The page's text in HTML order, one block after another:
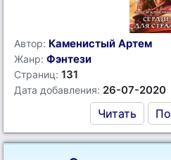
Автор: Каменистый Артем
Жанр: Фэнтези
Страниц: 131
Дата добавления: 26-07-2020
Читать